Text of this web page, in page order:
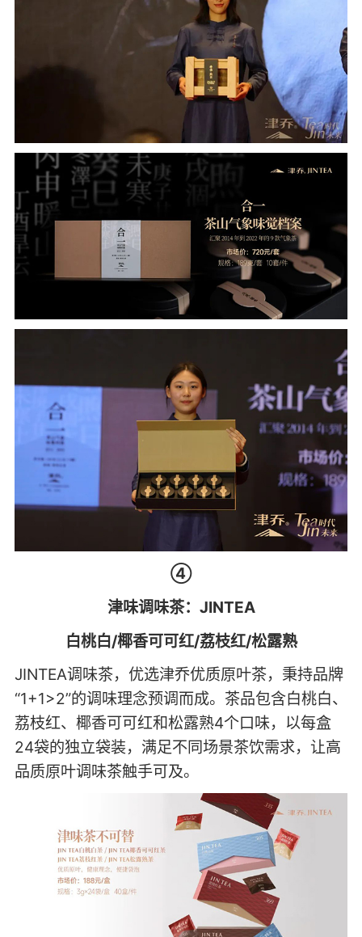
④
津味调味茶：JINTEA
白桃白/椰香可可红/荔枝红/松露熟
JINTEA调味茶，优选津乔优质原叶茶，秉持品牌
“1+1>2”的调味理念预调而成。茶品包含白桃白、
荔枝红、椰香可可红和松露熟4个口味，以每盒
24袋的独立袋装，满足不同场景茶饮需求，让高
品质原叶调味茶触手可及。